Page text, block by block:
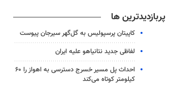
پربازدیدترین ها
کاپیتان پرسپولیس به گل‌گهر سیرجان پیوست
لفاظی جدید نتانیاهو علیه ایران
احداث پل مسیر خسرج دسترسی به اهواز را ۶۰
کیلومتر کوتاه می‌کند